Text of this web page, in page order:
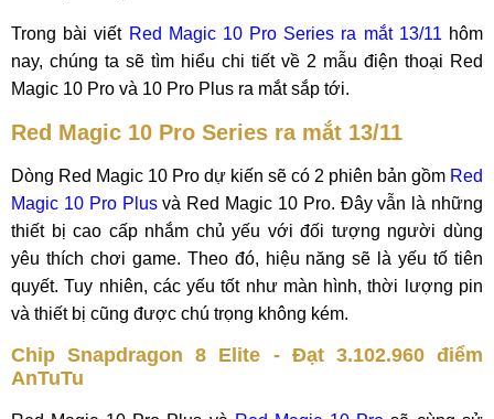
Trong bài viết Red Magic 10 Pro Series ra mắt 13/11 hôm
nay, chúng ta sẽ tìm hiểu chi tiết về 2 mẫu điện thoại Red
Magic 10 Pro và 10 Pro Plus ra mắt sắp tới.
Red Magic 10 Pro Series ra mắt 13/11
Dòng Red Magic 10 Pro dự kiến sẽ có 2 phiên bản gồm Red
Magic 10 Pro Plusvà Red Magic 10 Pro. Đây vẫn là những
thiết bị cao cấp nhắm chủ yếu với đối tượng người dùng
yêu thích chơi game. Theo đó, hiệu năng sẽ là yếu tố tiên
quyết. Tuy nhiên, các yếu tốt như màn hình, thời lượng pin
và thiết bị cũng được chú trọng không kém.
Chip Snapdragon 8 Elite - Đạt 3.102.960 điểm
AnTuTu